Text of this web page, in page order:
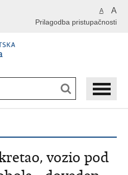
A A
Prilagodba pristupačnosti
vozio pod